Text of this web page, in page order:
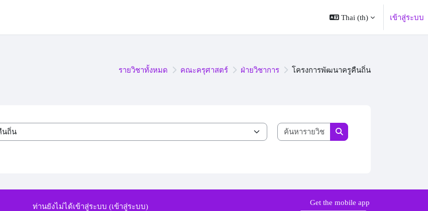
Thai ‎(th)‎ เข้าสู่ระบบ
รายวิชาทั้งหมด คณะครุศาสตร์ ฝ่ายวิชาการ โครงการพัฒนาครูคืนถิ่น
ค้นหารายวิชา
ค้นหารายวิชา
ท่านยังไม่ได้เข้าสู่ระบบ (เข้าสู่ระบบ)
Get the mobile app